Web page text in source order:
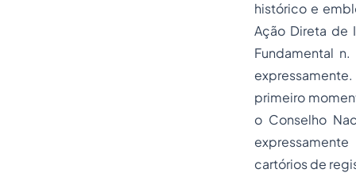
histórico e
Ação Direta de
Fundamental
primeiro
o Conselho
cartórios de